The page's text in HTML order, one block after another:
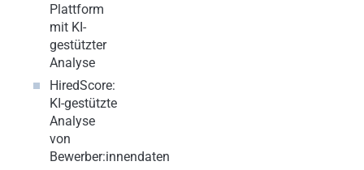
Plattform
mit KI-
gestützter
Analyse
HiredScore:
KI-gestützte
Analyse
von
Bewerber:innendaten